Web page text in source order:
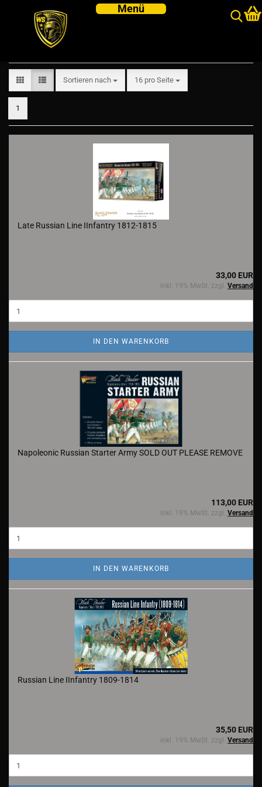
Napoleonic Wars - Russian
Sortieren nach
Sortieren nach 16 pro Seite
pro Seite
1
Late Russian Line IInfantry 1812-1815
33,00 EUR
inkl. 19% MwSt. zzgl. Versand
IN DEN WARENKORB
Napoleonic Russian Starter Army SOLD OUT PLEASE REMOVE
113,00 EUR
inkl. 19% MwSt. zzgl. Versand
IN DEN WARENKORB
Russian Line IInfantry 1809-1814
35,50 EUR
inkl. 19% MwSt. zzgl. Versand